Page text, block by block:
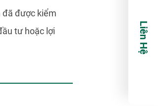
đã được kiểm
tư hoặc lợi
Liên Hệ